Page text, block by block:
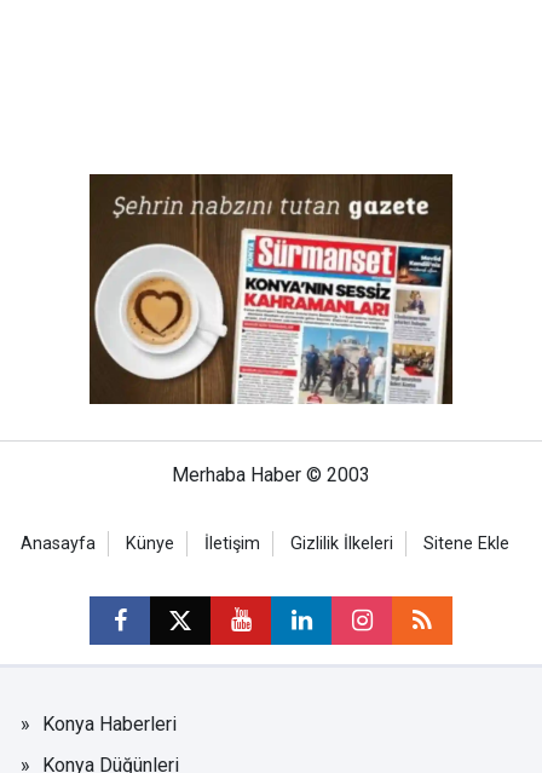
Merhaba Haber © 2003
Anasayfa Künye İletişim Gizlilik İlkeleri Sitene Ekle
Konya Haberleri
Konya Düğünleri